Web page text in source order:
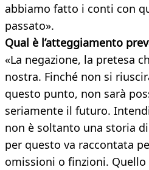
abbiamo fatto i conti con
passato».
Qual è l’atteggiamento
«La negazione, la pretesa
nostra. Finché non si
questo punto, non sarà
seriamente il futuro.
non è soltanto una storia
per questo va raccontata
omissioni o finzioni. Quello